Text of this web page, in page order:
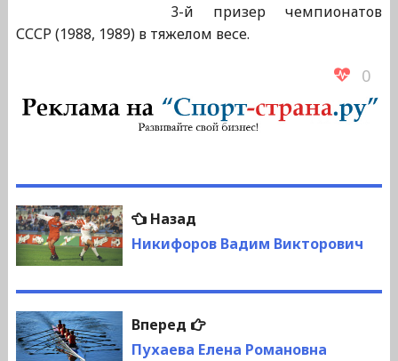
3-й призер чемпионатов
СССР (1988, 1989) в тяжелом весе.
0
Навигация
по
записям
НазадПредыдущая
запись:
Никифоров Вадим Викторович
Вперед
Следующая
запись:
Пухаева Елена Романовна